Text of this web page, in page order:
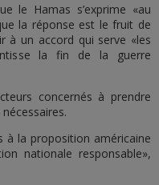
le Hamas s’exprime «au
la réponse est le fruit de
à un accord qui serve «les
la fin de la guerre
concernés à prendre
à la proposition américaine
nationale responsable»,